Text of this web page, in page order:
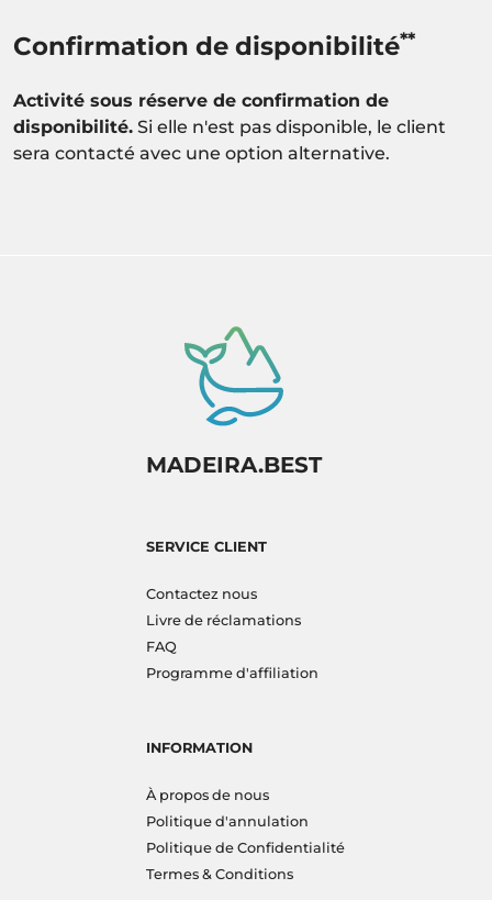
Confirmation de disponibilité**
Activité sous réserve de confirmation de
disponibilité. Si elle n'est pas disponible, le client
sera contacté avec une option alternative.
MADEIRA.BEST
SERVICE CLIENT
Contactez nous
Livre de réclamations
FAQ
Programme d'affiliation
INFORMATION
À propos de nous
Politique d'annulation
Politique de Confidentialité
Termes & Conditions